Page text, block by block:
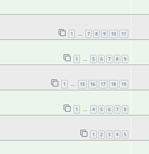
1 … 7 8 9 10 11
1 … 5 6 7 8 9
1 … 15 16 17 18 19
1 … 4 5 6 7 8
1 2 3 4 5